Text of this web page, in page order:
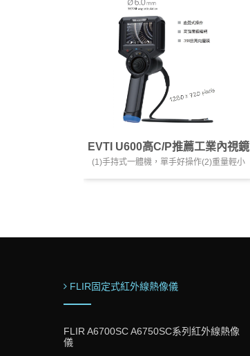
EVTI U600高C/P推薦工業內視鏡
(1)手持式一體機，單手好操作(2)重量輕小
於550g(3)360度 All-way articulation(4)高
FLIR固定式紅外線熱像儀
FLIR A6700SC A6750SC系列紅外線熱像
儀